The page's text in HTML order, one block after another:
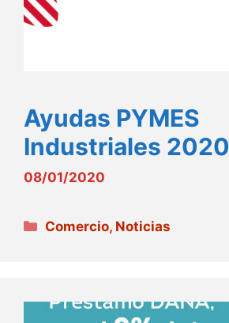
Ayudas PYMES
Industriales 2020
08/01/2020
Categorías
Comercio, Noticias